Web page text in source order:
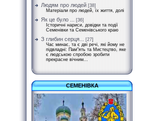
Людям про людей [38]
Матеріали про людей, їх життя, долі
Як це було ...
[36]
Історичні нариси, довідки та події
Семенівки та Семенівського краю
З глибин серця...
[27]
Час минає, та є дві речі, які йому не
підвладні: Пам"ять та Мистецтво, яке
є людською спробою зробити
прекрасне вічним...
СЕМЕНІВКА